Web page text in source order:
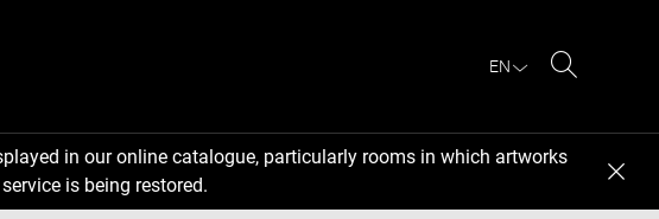
EN
in our online catalogue, particularly rooms in which artworks
is being restored.